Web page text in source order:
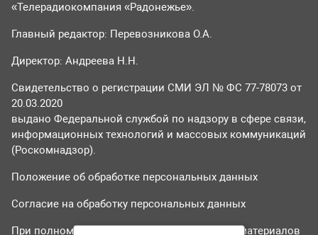
«Телерадиокомпания «Радонежье».
Главный редактор: Перевозникова О.А.
Директор: Андреева Н.Н.
Свидетельство о регистрации СМИ ЭЛ № ФС 77-78073 от
20.03.2020
выдано Федеральной службой по надзору в сфере связи,
информационных технологий и массовых коммуникаций
(Роскомнадзор).
Положение об обработке персональных данных
Согласие на обработку персональных данных
При полном или частичном использовании материалов